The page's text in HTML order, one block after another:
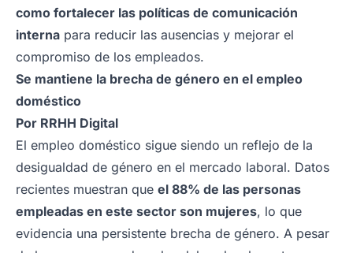
como fortalecer las políticas de comunicación
interna para reducir las ausencias y mejorar el
compromiso de los empleados.
Se mantiene la brecha de género en el empleo
doméstico
Por RRHH Digital
El empleo doméstico sigue siendo un reflejo de la
desigualdad de género en el mercado laboral. Datos
recientes muestran que el 88% de las personas
empleadas en este sector son mujeres, lo que
evidencia una persistente brecha de género. A pesar